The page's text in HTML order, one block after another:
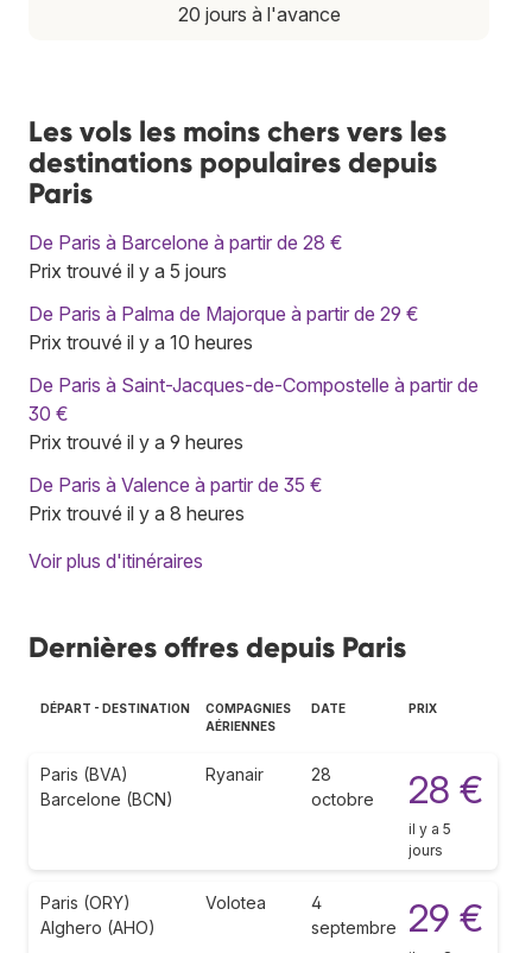
20 jours à l'avance
Les vols les moins chers vers les
destinations populaires depuis
Paris
De Paris à Barcelone à partir de 28 €
Prix trouvé il y a 5 jours
De Paris à Palma de Majorque à partir de 29 €
Prix trouvé il y a 10 heures
De Paris à Saint-Jacques-de-Compostelle à partir de
30 €
Prix trouvé il y a 9 heures
De Paris à Valence à partir de 35 €
Prix trouvé il y a 8 heures
Voir plus d'itinéraires
Dernières offres depuis Paris
DÉPART - DESTINATION
COMPAGNIES
AÉRIENNES
DATE PRIX
Paris (BVA)
Barcelone (BCN)
Ryanair
28
octobre
28 €
il y a 5
jours
Paris (ORY)
Alghero (AHO)
Volotea
4
septembre
29 €